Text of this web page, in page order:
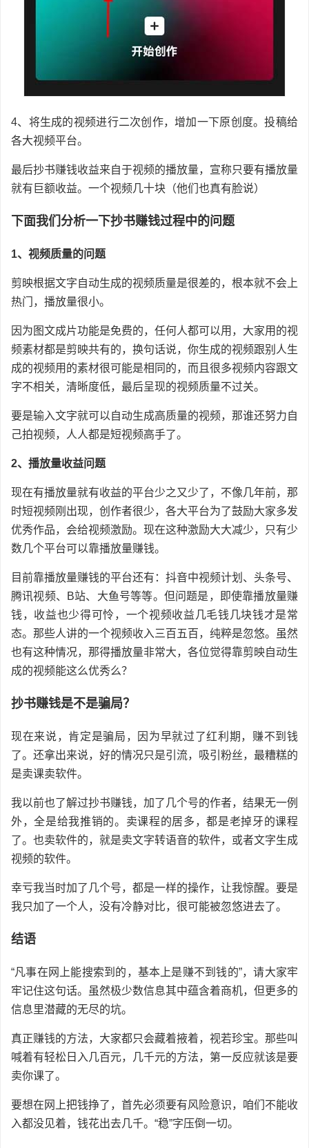
4、将生成的视频进行二次创作，增加一下原创度。投稿给
各大视频平台。
最后抄书赚钱收益来自于视频的播放量，宣称只要有播放量
就有巨额收益。一个视频几十块（他们也真有脸说）
下面我们分析一下抄书赚钱过程中的问题
1、视频质量的问题
剪映根据文字自动生成的视频质量是很差的，根本就不会上
热门，播放量很小。
因为图文成片功能是免费的，任何人都可以用，大家用的视
频素材都是剪映共有的，换句话说，你生成的视频跟别人生
成的视频用的素材很可能是相同的，而且很多视频内容跟文
字不相关，清晰度低，最后呈现的视频质量不过关。
要是输入文字就可以自动生成高质量的视频，那谁还努力自
己拍视频，人人都是短视频高手了。
2、播放量收益问题
现在有播放量就有收益的平台少之又少了，不像几年前，那
时短视频刚出现，创作者很少，各大平台为了鼓励大家多发
优秀作品，会给视频激励。现在这种激励大大减少，只有少
数几个平台可以靠播放量赚钱。
目前靠播放量赚钱的平台还有：抖音中视频计划、头条号、
腾讯视频、B站、大鱼号等等。但问题是，即使靠播放量赚
钱，收益也少得可怜，一个视频收益几毛钱几块钱才是常
态。那些人讲的一个视频收入三百五百，纯粹是忽悠。虽然
也有这种情况，那得播放量非常大，各位觉得靠剪映自动生
成的视频能这么优秀么？
抄书赚钱是不是骗局？
现在来说，肯定是骗局，因为早就过了红利期，赚不到钱
了。还拿出来说，好的情况只是引流，吸引粉丝，最糟糕的
是卖课卖软件。
我以前也了解过抄书赚钱，加了几个号的作者，结果无一例
外，全是给我推销的。卖课程的居多，都是老掉牙的课程
了。也卖软件的，就是卖文字转语音的软件，或者文字生成
视频的软件。
幸亏我当时加了几个号，都是一样的操作，让我惊醒。要是
我只加了一个人，没有冷静对比，很可能被忽悠进去了。
结语
“凡事在网上能搜索到的，基本上是赚不到钱的”，请大家牢
牢记住这句话。虽然极少数信息其中蕴含着商机，但更多的
信息里潜藏的无尽的坑。
真正赚钱的方法，大家都只会藏着掖着，视若珍宝。那些叫
喊着有轻松日入几百元，几千元的方法，第一反应就该是要
卖你课了。
要想在网上把钱挣了，首先必须要有风险意识，咱们不能收
入都没见着，钱花出去几千。“稳”字压倒一切。